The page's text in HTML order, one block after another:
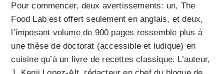
Pour commencer, deux avertissements: un, The
Food Lab est offert seulement en anglais, et deux,
l’imposant volume de 900 pages ressemble plus à
une thèse de doctorat (accessible et ludique) en
cuisine qu’à un livre de recettes classique. L’auteur,